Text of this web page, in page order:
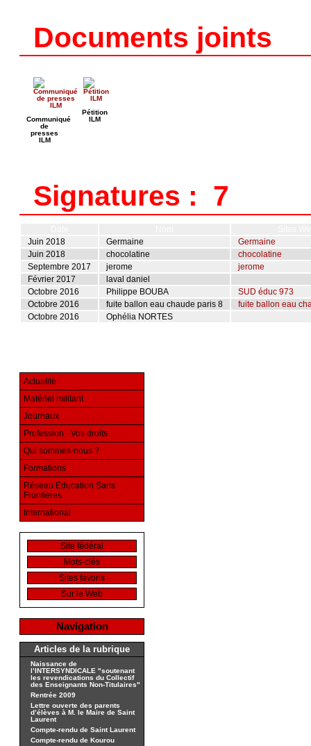
Documents joints
Communiqué
de
presses
ILM
Pétition
ILM
Signatures : 7
Juin 2018
Germaine
Germaine
Juin 2018
chocolatine
chocolatine
Septembre 2017
jerome
jerome
Février 2017
laval daniel
Octobre 2016
Philippe BOUBA
SUD éduc 973
Octobre 2016
fuite ballon eau chaude paris 8
fuite ballon eau
Octobre 2016
Ophélia NORTES
Actualité
Matériel militant
Journaux
Profession - Vos droits
Qui sommes-nous ?
Formations
Réseau Education Sans
Frontières
International
Site fédéral
Mots-clés
Sites favoris
Sur le Web
Navigation
Articles de la rubrique
Naissance de
l’INTERSYNDICALE "soutenant
les revendications du Collectif
des Enseignants Non-Titulaires"
Rentrée 2009
Lettre ouverte des parents
d’élèves à M. le Maire de Saint
Laurent
Compte-rendu de Saint Laurent
Compte-rendu de Kourou